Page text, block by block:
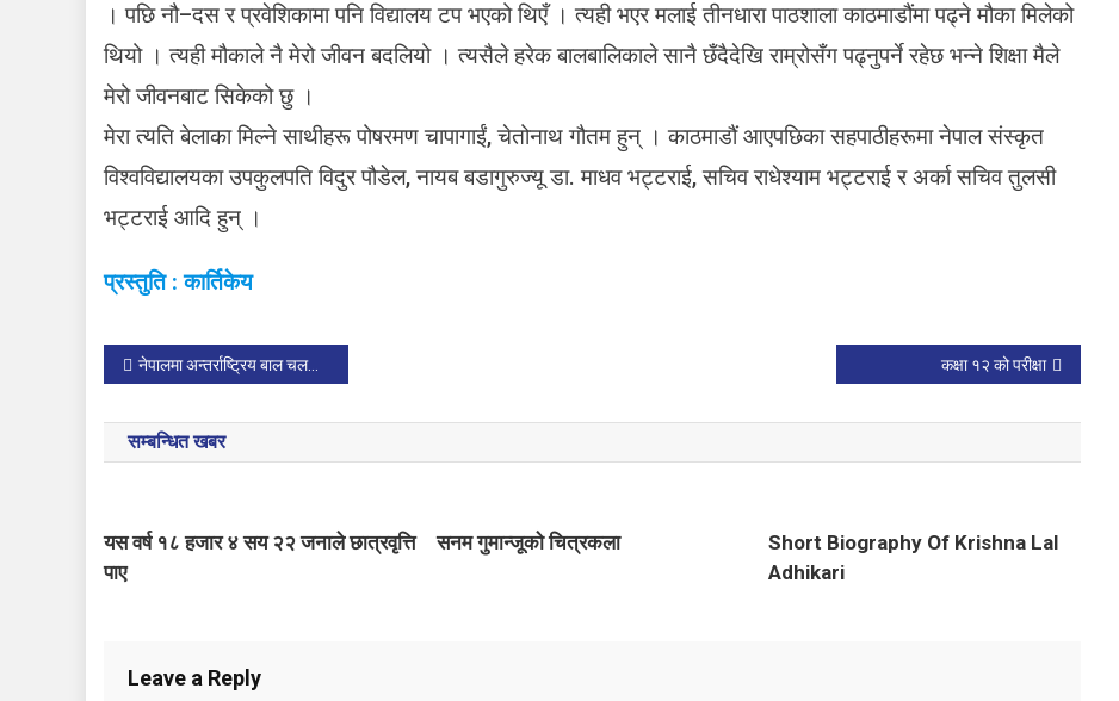
। पछि नौ–दस र प्रवेशिकामा पनि विद्यालय टप भएको थिएँ । त्यही भएर मलाई तीनधारा पाठशाला काठमाडौंमा पढ्ने मौका मिलेको
थियो । त्यही मौकाले नै मेरो जीवन बदलियो । त्यसैले हरेक बालबालिकाले सानै छँदैदेखि राम्रोसँग पढ्नुपर्ने रहेछ भन्ने शिक्षा मैले
मेरो जीवनबाट सिकेको छु ।
मेरा त्यति बेलाका मिल्ने साथीहरू पोषरमण चापागाईं, चेतोनाथ गौतम हुन् । काठमाडौं आएपछिका सहपाठीहरूमा नेपाल संस्कृत
विश्वविद्यालयका उपकुलपति विदुर पौडेल, नायब बडागुरुज्यू डा. माधव भट्टराई, सचिव राधेश्याम भट्टराई र अर्का सचिव तुलसी
भट्टराई आदि हुन् ।
प्रस्तुति : कार्तिकेय
P
o
s
n
नेपालमा अन्तर्राष्ट्रिय बाल चलचित्र महोत्सव कक्षा १२ को परीक्षा
सम्बन्धित खबर
यस वर्ष १८ हजार ४ सय २२ जनाले छात्रवृत्ति
पाए
सनम गुमान्जूकाे चित्रकला
Short Biography Of Krishna Lal
Adhikari
Leave a Reply